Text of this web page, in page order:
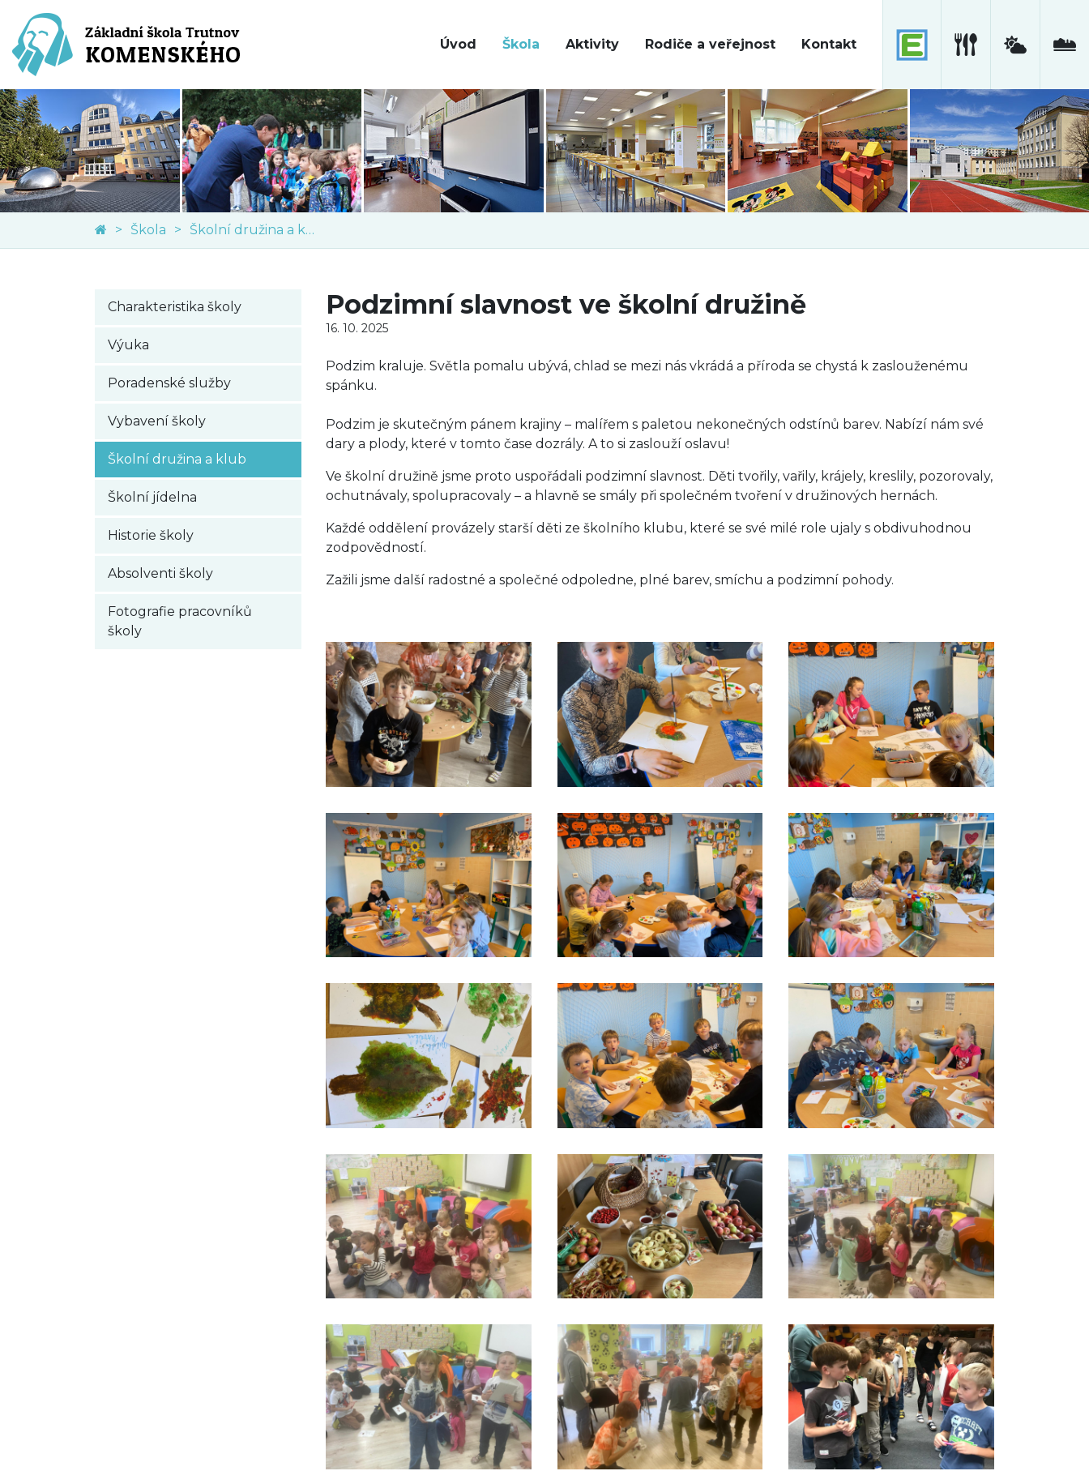
Úvod Škola Aktivity Rodiče a veřejnost Kontakt
Škola Školní družina a klub
Charakteristika školy
Výuka
Poradenské služby
Vybavení školy
Školní družina a klub
Školní jídelna
Historie školy
Absolventi školy
Fotografie pracovníků
školy
Podzimní slavnost ve školní družině
16. 10. 2025
Podzim kraluje. Světla pomalu ubývá, chlad se mezi nás vkrádá a příroda se chystá k zaslouženému
spánku.
Podzim je skutečným pánem krajiny – malířem s paletou nekonečných odstínů barev. Nabízí nám své
dary a plody, které v tomto čase dozrály. A to si zaslouží oslavu!
Ve školní družině jsme proto uspořádali podzimní slavnost. Děti tvořily, vařily, krájely, kreslily, pozorovaly,
ochutnávaly, spolupracovaly – a hlavně se smály při společném tvoření v družinových hernách.
Každé oddělení provázely starší děti ze školního klubu, které se své milé role ujaly s obdivuhodnou
zodpovědností.
Zažili jsme další radostné a společné odpoledne, plné barev, smíchu a podzimní pohody.